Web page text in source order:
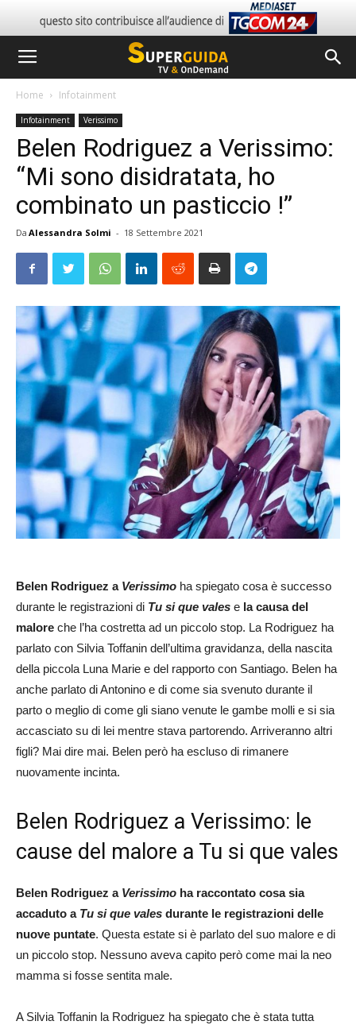
Home Infotainment
Infotainment Verissimo
Belen Rodriguez a Verissimo:
“Mi sono disidratata, ho
combinato un pasticcio !”
Da Alessandra Solmi - 18 Settembre 2021
Belen Rodriguez a Verissimo ha spiegato cosa è successo
durante le registrazioni di Tu si que vales e la causa del
malore che l’ha costretta ad un piccolo stop. La Rodriguez ha
parlato con Silvia Toffanin dell’ultima gravidanza, della nascita
della piccola Luna Marie e del rapporto con Santiago. Belen ha
anche parlato di Antonino e di come sia svenuto durante il
parto o meglio di come gli siano venute le gambe molli e si sia
accasciato su di lei mentre stava partorendo. Arriveranno altri
figli? Mai dire mai. Belen però ha escluso di rimanere
nuovamente incinta.
Belen Rodriguez a Verissimo: le
cause del malore a Tu si que vales
Belen Rodriguez a Verissimo ha raccontato cosa sia
accaduto a Tu si que vales durante le registrazioni delle
nuove puntate. Questa estate si è parlato del suo malore e di
un piccolo stop. Nessuno aveva capito però come mai la neo
mamma si fosse sentita male.
A Silvia Toffanin la Rodriguez ha spiegato che è stata tutta